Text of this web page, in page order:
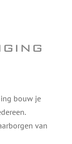
bouw je
van